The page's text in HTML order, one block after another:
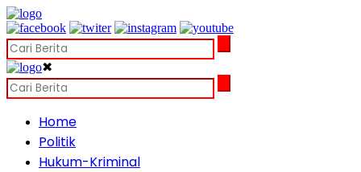
✖
Home
Politik
Hukum-Kriminal